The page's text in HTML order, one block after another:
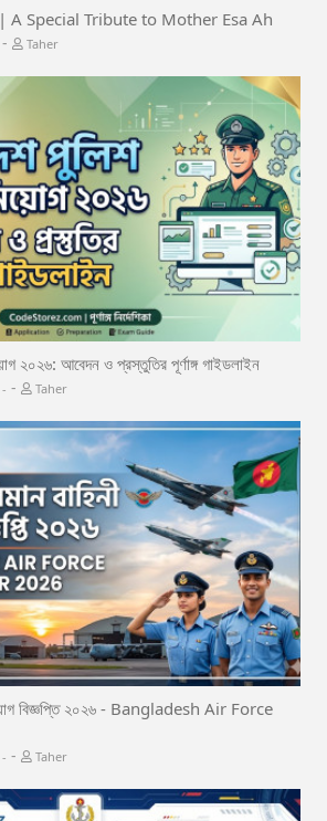
A Special Tribute to Mother Esa Ah
- Taher
২০২৬: আবেদন ও প্রস্তুতির পূর্ণাঙ্গ গাইডলাইন
- Taher
নিয়োগ বিজ্ঞপ্তি ২০২৬ - Bangladesh Air Force
- Taher